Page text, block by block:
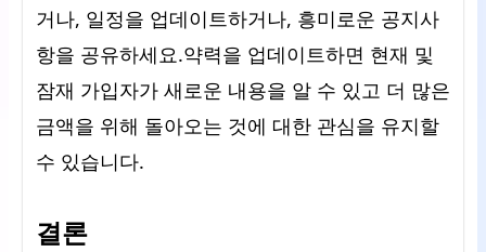
거나, 일정을 업데이트하거나, 흥미로운 공지사
항을 공유하세요.약력을 업데이트하면 현재 및
잠재 가입자가 새로운 내용을 알 수 있고 더 많은
금액을 위해 돌아오는 것에 대한 관심을 유지할
수 있습니다.
결론